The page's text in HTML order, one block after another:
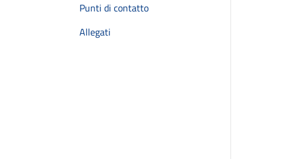
Punti di contatto
Allegati